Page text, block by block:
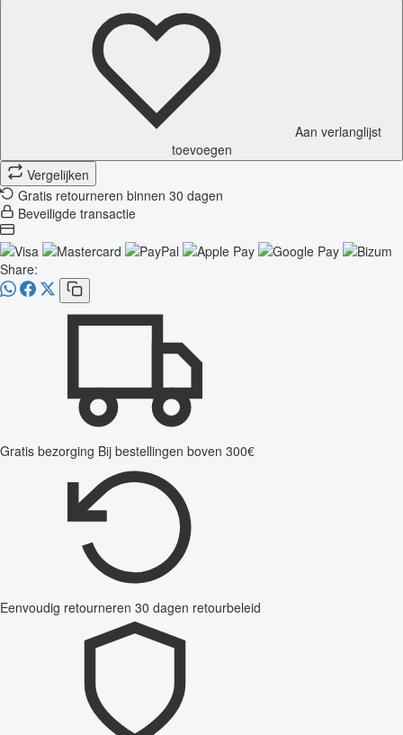
Aan verlanglijst
toevoegen
Vergelijken
Gratis retourneren binnen 30 dagen
Beveiligde transactie
Share:
Gratis bezorging Bij bestellingen boven 300€
Eenvoudig retourneren 30 dagen retourbeleid